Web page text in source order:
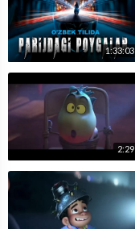
1:33:03
2:29